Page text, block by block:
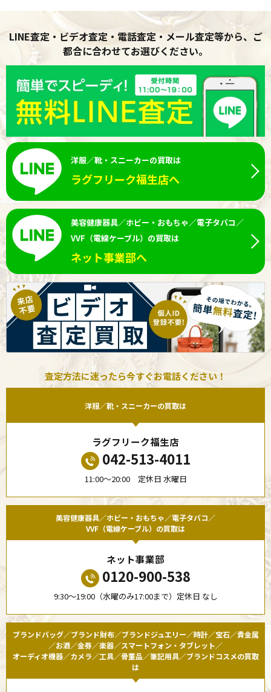
LINE査定・ビデオ査定・電話査定・メール査定等から、ご
都合に合わせてお選びください。
洋服／靴・スニーカーの買取は
ラグフリーク福生店へ
美容健康器具／ホビー・おもちゃ／電子タバコ／
VVF（電線ケーブル）の買取は
ネット事業部へ
査定方法に迷ったら今すぐお電話ください！
洋服／靴・スニーカーの買取は
ラグフリーク福生店
042-513-4011
11:00〜20:00 定休日 水曜日
美容健康器具／ホビー・おもちゃ／電子タバコ／
VVF（電線ケーブル）の買取は
ネット事業部
0120-900-538
9:30〜19:00（水曜のみ17:00まで）定休日 なし
ブランドバッグ／ブランド財布／ブランドジュエリー／時計／宝石／貴金属
／お酒／金券／楽器／スマートフォン・タブレット／
オーディオ機器／カメラ／工具／骨董品／筆記用具／ブランドコスメの買取
は